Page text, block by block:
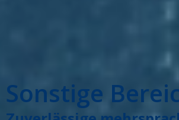
Sonstige